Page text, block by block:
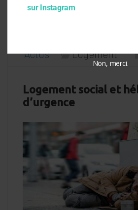
Actus Logement
Logement social et
d’urgence
sur Instagram
Non, merci.